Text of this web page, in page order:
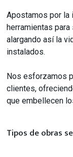
Apostamos por la
herramientas
alargando así la
instalados.
Nos esforzamos
clientes,
que embellecen
Tipos de obras